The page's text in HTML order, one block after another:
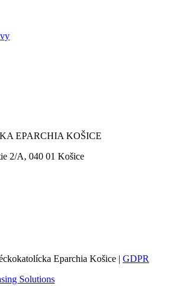
EPARCHIA KOŠICE
2/A, 040 01 Košice
Eparchia Košice | GDPR
Solutions